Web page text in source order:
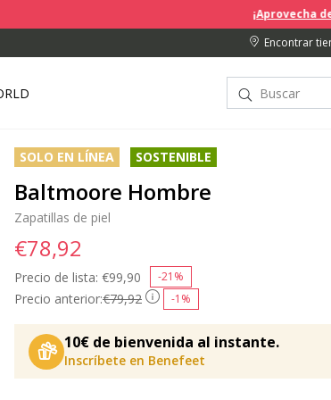
¡Aprovecha de un
Encontrar
SOLO EN LÍNEA SOSTENIBLE
Baltmoore Hombre
Zapatillas de piel
Precio anterior:€79,92 -1%
Precio de lista: Price reduced from
€99,90 -21%
€78,92
10€ de bienvenida al instante.
Inscríbete en Benefeet